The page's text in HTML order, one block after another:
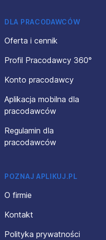
DLA PRACODAWCÓW
Oferta i cennik
Profil Pracodawcy 360°
Konto pracodawcy
Aplikacja mobilna dla
pracodawców
Regulamin dla
pracodawców
POZNAJ APLIKUJ.PL
O firmie
Kontakt
Polityka prywatności